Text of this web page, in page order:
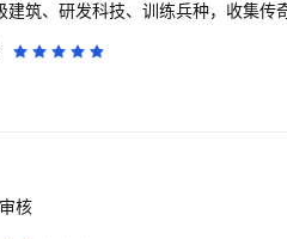
筑、研发科技、训练兵种，收集传
。 【基地开荒，建立持续战力】 经营海上基地，规划
学院等核心设施，训练更高阶兵种
的时间。 【实时海图，战争随时发生】 舰队在持续运转
，也可能打开敌方防线。 【联盟集结，争夺海域控制
帜，扩张势力范围。围绕中立建筑
集结核心，也可以担任观察全局的联盟指挥。
核